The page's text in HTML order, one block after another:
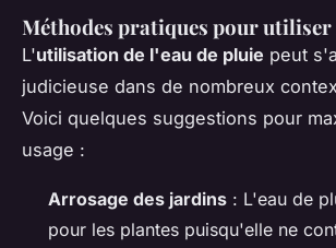
Méthodes pratiques pour utiliser
L'utilisation de l'eau de pluie peut
judicieuse dans de nombreux
Voici quelques suggestions pour
usage :
Arrosage des jardins : L'eau de
pour les plantes puisqu'elle ne